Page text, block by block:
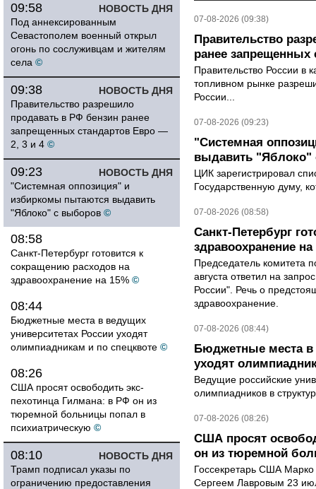
НОВОСТЬ ДНЯ
09:58
Под аннексированным
Севастополем военный открыл
огонь по сослуживцам и жителям
села ©
НОВОСТЬ ДНЯ
09:38
Правительство разрешило
продавать в РФ бензин ранее
запрещенных стандартов Евро —
2, 3 и 4 ©
НОВОСТЬ ДНЯ
09:23
"Системная оппозиция" и
избиркомы пытаются выдавить
"Яблоко" с выборов ©
08:58
Санкт-Петербург готовится к
сокращению расходов на
здравоохранение на 15% ©
08:44
Бюджетные места в ведущих
университетах России уходят
олимпиадникам и по спецквоте ©
08:26
США просят освободить экс-
пехотинца Гилмана: в РФ он из
тюремной больницы попал в
психиатрическую ©
НОВОСТЬ ДНЯ
08:10
Трамп подписал указы по
ограничению предоставления
07-08-2026 (09:38)
Правительство
ранее запрещенных
Правительство России в
топливном рынке
России...
07-08-2026 (09:23)
"Системная
выдавить "Яблоко"
ЦИК зарегистрировал
Государственную думу,
07-08-2026 (08:58)
Санкт-Петербург
здравоохранение на
Председатель комитета
августа ответил на
России". Речь о
здравоохранение.
07-08-2026 (08:44)
Бюджетные места в
уходят
Ведущие российские
олимпиадников в
07-08-2026 (08:26)
США просят
он из тюремной
Госсекретарь США
Сергеем Лавровым 23